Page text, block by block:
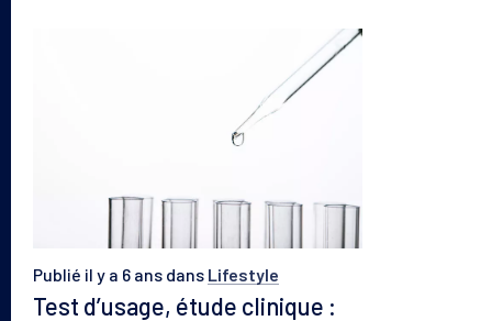
Publié il y a 6 ans dans Lifestyle
Test d’usage, étude clinique :